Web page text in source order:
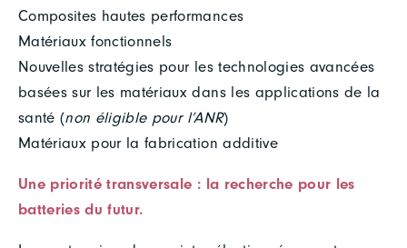
Composites hautes performances
Matériaux fonctionnels
Nouvelles stratégies pour les technologies avancées
basées sur les matériaux dans les applications de la
santé (non éligible pour l’ANR)
Matériaux pour la fabrication additive
Une priorité transversale : la recherche pour les
batteries du futur.